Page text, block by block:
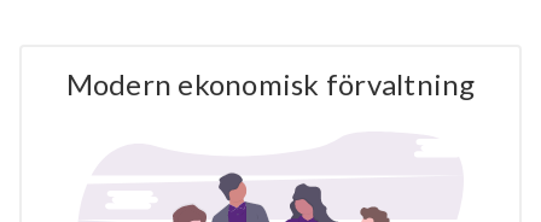
Modern ekonomisk förvaltning